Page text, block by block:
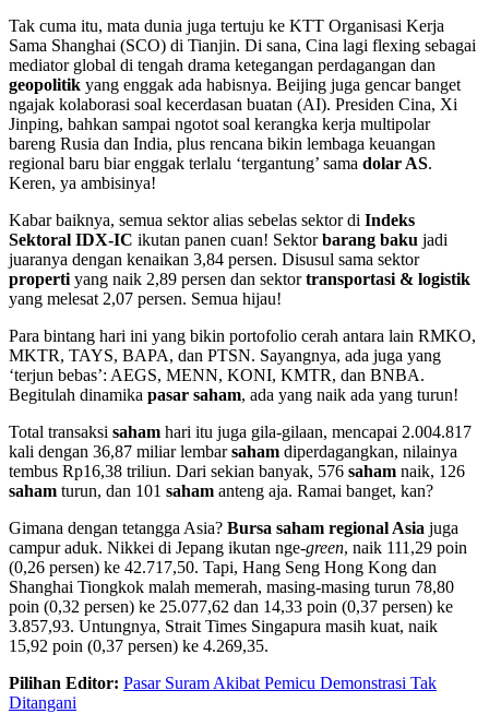
Tak cuma itu, mata dunia juga tertuju ke KTT Organisasi Kerja
Sama Shanghai (SCO) di Tianjin. Di sana, Cina lagi flexing sebagai
mediator global di tengah drama ketegangan perdagangan dan
geopolitik yang enggak ada habisnya. Beijing juga gencar banget
ngajak kolaborasi soal kecerdasan buatan (AI). Presiden Cina, Xi
Jinping, bahkan sampai ngotot soal kerangka kerja multipolar
bareng Rusia dan India, plus rencana bikin lembaga keuangan
regional baru biar enggak terlalu ‘tergantung’ sama dolar AS.
Keren, ya ambisinya!
Kabar baiknya, semua sektor alias sebelas sektor di Indeks
Sektoral IDX-IC ikutan panen cuan! Sektorbarang baku jadi
juaranya dengan kenaikan 3,84 persen. Disusul sama sektor
properti yang naik 2,89 persen dan sektortransportasi & logistik
yang melesat 2,07 persen. Semua hijau!
Para bintang hari ini yang bikin portofolio cerah antara lain RMKO,
MKTR, TAYS, BAPA, dan PTSN. Sayangnya, ada juga yang
‘terjun bebas’: AEGS, MENN, KONI, KMTR, dan BNBA.
Begitulah dinamika pasar saham, ada yang naik ada yang turun!
Total transaksi saham hari itu juga gila-gilaan, mencapai 2.004.817
kali dengan 36,87 miliar lembarsaham diperdagangkan, nilainya
tembus Rp16,38 triliun. Dari sekian banyak, 576 saham naik, 126
saham turun, dan 101 saham anteng aja. Ramai banget, kan?
Gimana dengan tetangga Asia? Bursa saham regional Asia juga
campur aduk. Nikkei di Jepang ikutan nge-green, naik 111,29 poin
(0,26 persen) ke 42.717,50. Tapi, Hang Seng Hong Kong dan
Shanghai Tiongkok malah memerah, masing-masing turun 78,80
poin (0,32 persen) ke 25.077,62 dan 14,33 poin (0,37 persen) ke
3.857,93. Untungnya, Strait Times Singapura masih kuat, naik
15,92 poin (0,37 persen) ke 4.269,35.
Pilihan Editor: Pasar Suram Akibat Pemicu Demonstrasi Tak
Ditangani